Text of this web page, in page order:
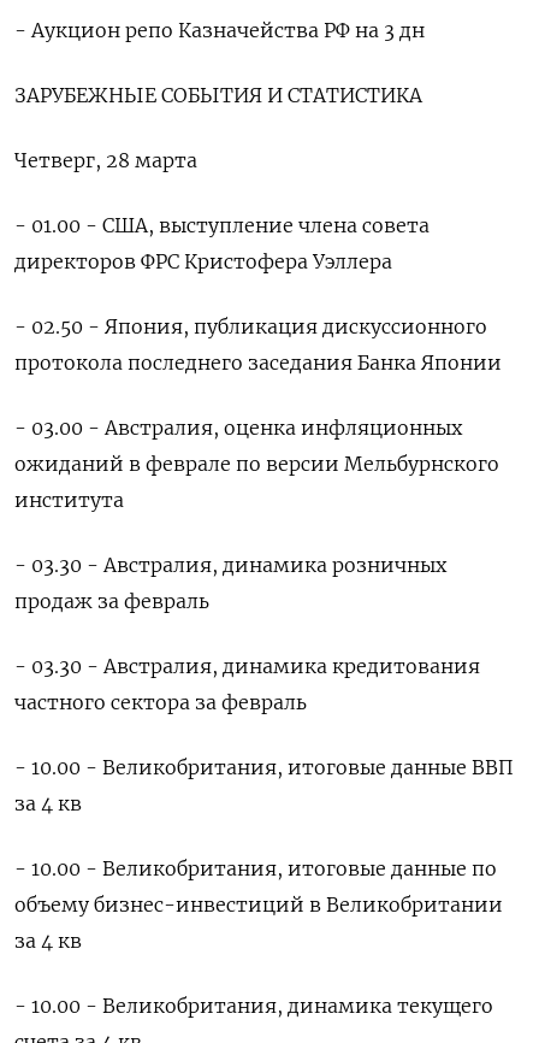
- Аукцион репо Казначейства РФ на 3 дн
ЗАРУБЕЖНЫЕ СОБЫТИЯ И СТАТИСТИКА
Четверг, 28 марта
- 01.00 - США, выступление члена совета
директоров ФРС Кристофера Уэллера
- 02.50 - Япония, публикация дискуссионного
протокола последнего заседания Банка Японии
- 03.00 - Австралия, оценка инфляционных
ожиданий в феврале по версии Мельбурнского
института
- 03.30 - Австралия, динамика розничных
продаж за февраль
- 03.30 - Австралия, динамика кредитования
частного сектора за февраль
- 10.00 - Великобритания, итоговые данные ВВП
за 4 кв
- 10.00 - Великобритания, итоговые данные по
объему бизнес-инвестиций в Великобритании
за 4 кв
- 10.00 - Великобритания, динамика текущего